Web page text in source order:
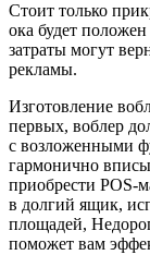
Стоит только
ока будет
затраты могут
рекламы.
Изготовление
первых, воблер
с возложенными
гармонично
приобрести POS-
в долгий ящик,
площадей,
поможет вам